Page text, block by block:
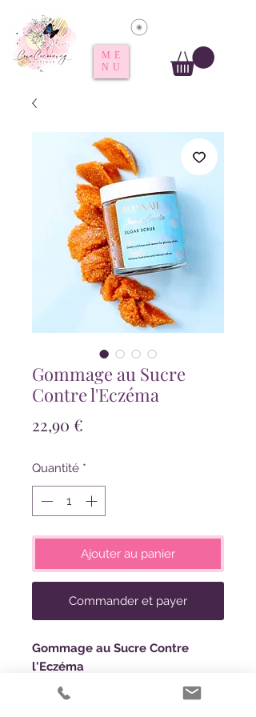
ME
NU
Gommage au Sucre
Contre l'Eczéma
22,90 €
Quantité *
Ajouter au panier
Commander et payer
Gommage au Sucre Contre
l'Eczéma
Offrez-vous une expérience
exfoliante luxueuse avec notre